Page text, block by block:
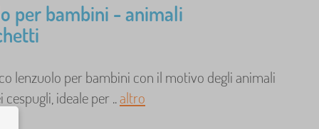
per bambini - animali
lenzuolo per bambini con il motivo degli animali
cespugli, ideale per ..altro